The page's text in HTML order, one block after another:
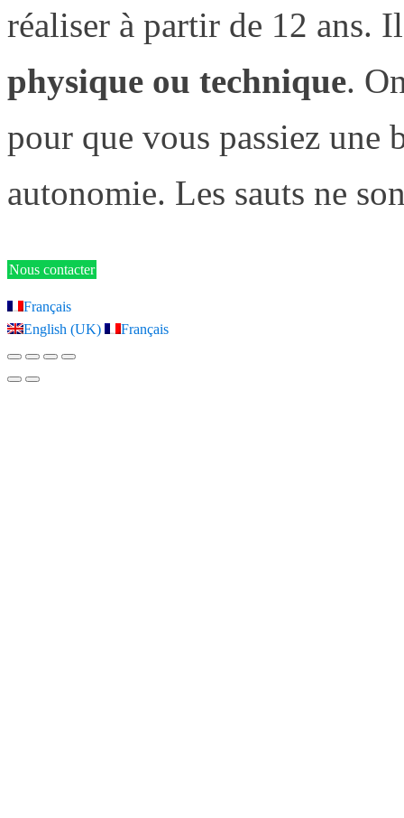
réaliser à partir de 12 ans.
physique ou technique.
pour que vous passiez une
autonomie. Les sauts ne
Nous contacter
Français
English (UK)
Français